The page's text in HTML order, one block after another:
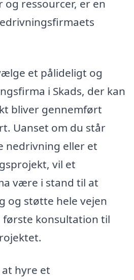
ressourcer, er en
et pålideligt og
i Skads, der kan
bliver gennemført
Uanset om du står
nedrivning eller et
vil et
være i stand til at
og støtte hele vejen
første konsultation til
hyre et